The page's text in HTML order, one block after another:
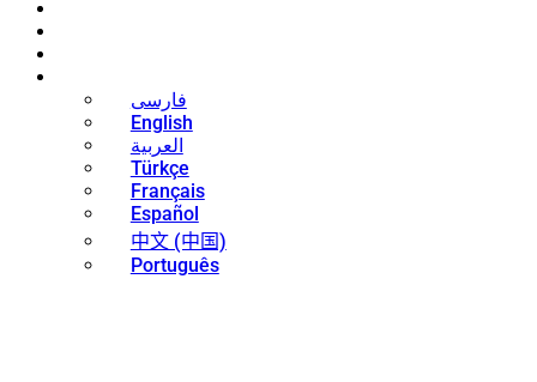
فارسی
English
العربية
Türkçe
Français
Español
中文 (中国)
Português